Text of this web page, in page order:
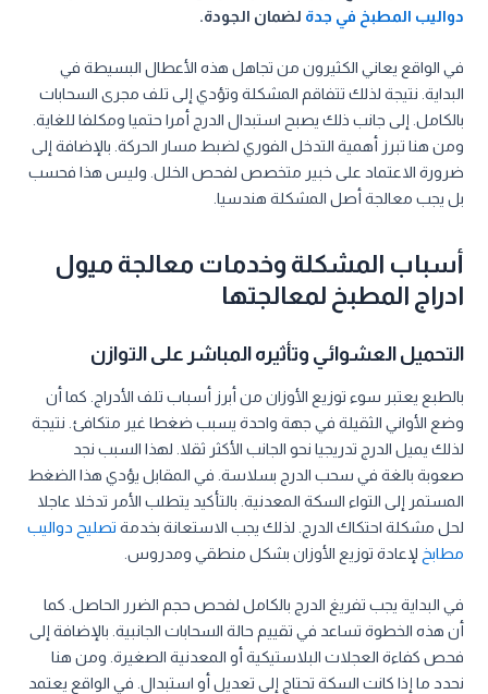
دواليب المطبخ في جدة لضمان الجودة.
في الواقع يعاني الكثيرون من تجاهل هذه الأعطال البسيطة في
البداية. نتيجة لذلك تتفاقم المشكلة وتؤدي إلى تلف مجرى السحابات
بالكامل. إلى جانب ذلك يصبح استبدال الدرج أمرا حتميا ومكلفا للغاية.
ومن هنا تبرز أهمية التدخل الفوري لضبط مسار الحركة. بالإضافة إلى
ضرورة الاعتماد على خبير متخصص لفحص الخلل. وليس هذا فحسب
بل يجب معالجة أصل المشكلة هندسيا.
أسباب المشكلة وخدمات معالجة ميول
ادراج المطبخ لمعالجتها
التحميل العشوائي وتأثيره المباشر على التوازن
بالطبع يعتبر سوء توزيع الأوزان من أبرز أسباب تلف الأدراج. كما أن
وضع الأواني الثقيلة في جهة واحدة يسبب ضغطا غير متكافئ. نتيجة
لذلك يميل الدرج تدريجيا نحو الجانب الأكثر ثقلا. لهذا السبب نجد
صعوبة بالغة في سحب الدرج بسلاسة. في المقابل يؤدي هذا الضغط
المستمر إلى التواء السكة المعدنية. بالتأكيد يتطلب الأمر تدخلا عاجلا
لحل مشكلة احتكاك الدرج. لذلك يجب الاستعانة بخدمة تصليح دواليب
مطابخ لإعادة توزيع الأوزان بشكل منطقي ومدروس.
في البداية يجب تفريغ الدرج بالكامل لفحص حجم الضرر الحاصل. كما
أن هذه الخطوة تساعد في تقييم حالة السحابات الجانبية. بالإضافة إلى
فحص كفاءة العجلات البلاستيكية أو المعدنية الصغيرة. ومن هنا
نحدد ما إذا كانت السكة تحتاج إلى تعديل أو استبدال. في الواقع يعتمد